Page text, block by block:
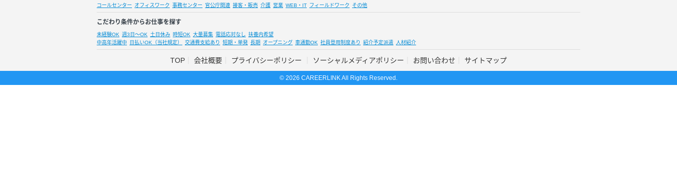
コールセンター オフィスワーク 事務センター 官公庁関連 接客・販売 介護 営業 WEB・IT フィールドワーク その他
こだわり条件からお仕事を探す
未経験OK 週3日～OK 土日休み 時短OK 大量募集 電話応対なし 扶養内希望
中高年活躍中
日払いOK（当社規定） 交通費支給あり 短期・単発 長期 オープニング 車通勤OK 社員登用制度あり 紹介予定派遣 人材紹介
TOP 会社概要 プライバシーポリシー ソーシャルメディアポリシー お問い合わせ サイトマップ
© 2026 CAREERLINK All Rights Reserved.